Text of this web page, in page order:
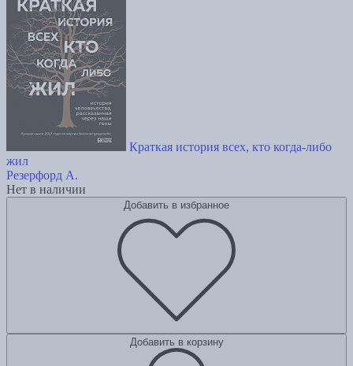
Краткая история всех, кто когда-либо
жил
Резерфорд А.
Нет в наличии
Добавить в избранное
Добавить в корзину